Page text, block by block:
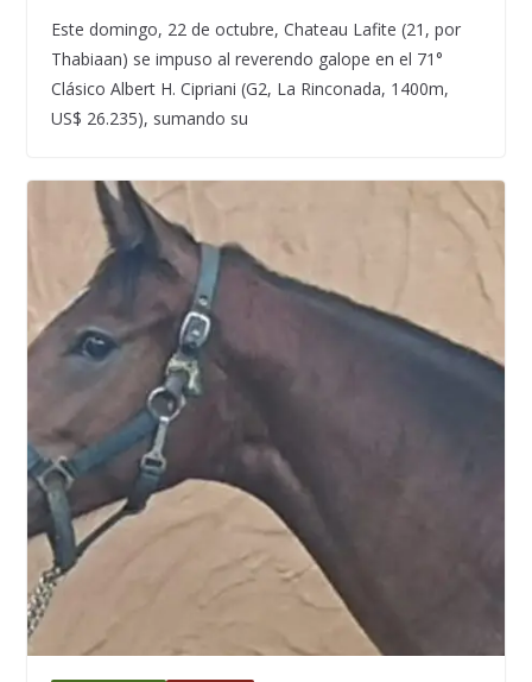
Este domingo, 22 de octubre, Chateau Lafite (21, por
Thabiaan) se impuso al reverendo galope en el 71°
Clásico Albert H. Cipriani (G2, La Rinconada, 1400m,
US$ 26.235), sumando su